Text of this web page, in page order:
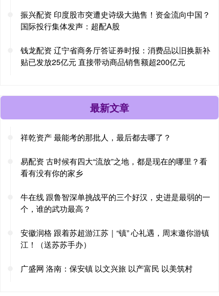
振兴配资 印度股市突遭史诗级大抛售！资金流向中国？
国际投行集体发声：超配A股
钱龙配资 辽宁省商务厅答证券时报：消费品以旧换新补
贴已发放25亿元 直接带动商品销售额超200亿元
最新文章
祥乾资产 最能考的那批人，最后都去哪了？
易配资 古时候有四大“流放”之地，都是现在的哪里？看
看有没有你的家乡
牛在线 跟鲁智深单挑战平的三个好汉，史进是最弱的一
个，谁的武功最高？
安徽润格 跟着苏超游江苏｜“镇” 心礼遇，周末邀你游镇
江！（送苏苏手办）
广盛网 洛南：保安镇 以文兴旅 以产富民 以美筑村